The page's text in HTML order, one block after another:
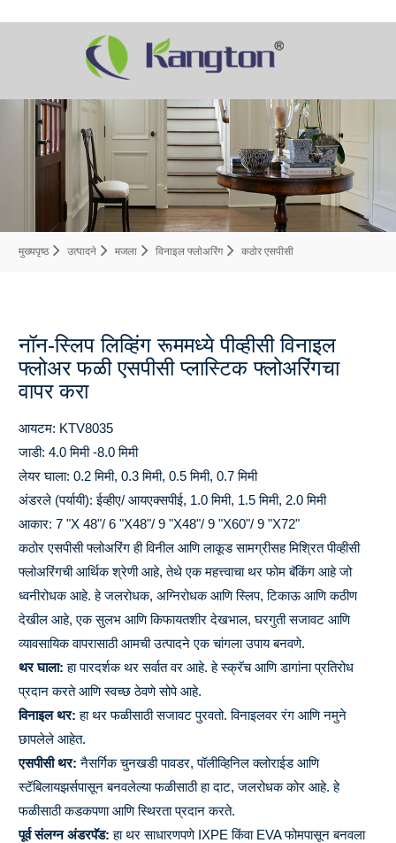
मुख्यपृष्ठ उत्पादने मजला विनाइल फ्लोअरिंग कठोर एसपीसी
नॉन-स्लिप लिव्हिंग रूममध्ये पीव्हीसी विनाइल
फ्लोअर फळी एसपीसी प्लास्टिक फ्लोअरिंगचा
वापर करा
आयटम: KTV8035
जाडी: 4.0 मिमी -8.0 मिमी
लेयर घाला: 0.2 मिमी, 0.3 मिमी, 0.5 मिमी, 0.7 मिमी
अंडरले (पर्यायी): ईव्हीए/ आयएक्सपीई, 1.0 मिमी, 1.5 मिमी, 2.0 मिमी
आकार: 7 "X 48"/ 6 "X48"/ 9 "X48"/ 9 "X60"/ 9 "X72"
कठोर एसपीसी फ्लोअरिंग ही विनील आणि लाकूड सामग्रीसह मिश्रित पीव्हीसी
फ्लोअरिंगची आर्थिक श्रेणी आहे, तेथे एक महत्त्वाचा थर फोम बॅकिंग आहे जो
ध्वनीरोधक आहे. हे जलरोधक, अग्निरोधक आणि स्लिप, टिकाऊ आणि कठीण
देखील आहे, एक सुलभ आणि किफायतशीर देखभाल, घरगुती सजावट आणि
व्यावसायिक वापरासाठी आमची उत्पादने एक चांगला उपाय बनवणे.
थर घाला: हा पारदर्शक थर सर्वात वर आहे. हे स्क्रॅच आणि डागांना प्रतिरोध
प्रदान करते आणि स्वच्छ ठेवणे सोपे आहे.
विनाइल थर: हा थर फळीसाठी सजावट पुरवतो. विनाइलवर रंग आणि नमुने
छापलेले आहेत.
एसपीसी थर: नैसर्गिक चुनखडी पावडर, पॉलीव्हिनिल क्लोराईड आणि
स्टॅबिलायझर्सपासून बनवलेल्या फळीसाठी हा दाट, जलरोधक कोर आहे. हे
फळीसाठी कडकपणा आणि स्थिरता प्रदान करते.
पूर्व संलग्न अंडरपॅड: हा थर साधारणपणे IXPE किंवा EVA फोमपासून बनवला